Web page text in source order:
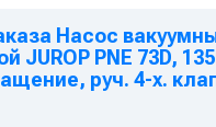
Насос
JUROP PNE 73D,
руч. 4-х.